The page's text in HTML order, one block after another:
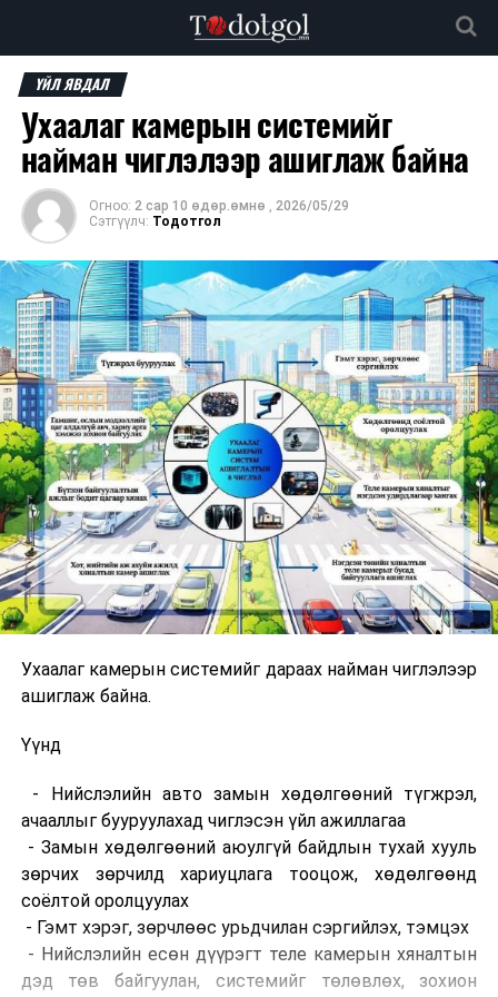
ҮЙЛ ЯВДАЛ
Ухаалаг камерын системийг
найман чиглэлээр ашиглаж байна
Огноо: 2 сар 10 өдөр.өмнө , 2026/05/29
Сэтгүүлч: Тодотгол
Ухаалаг камерын системийг дараах найман чиглэлээр
ашиглаж байна.
Үүнд
- Нийслэлийн авто замын хөдөлгөөний түгжрэл,
ачааллыг бууруулахад чиглэсэн үйл ажиллагаа
- Замын хөдөлгөөний аюулгүй байдлын тухай хууль
зөрчих зөрчилд хариуцлага тооцож, хөдөлгөөнд
соёлтой оролцуулах
- Гэмт хэрэг, зөрчлөөс урьдчилан сэргийлэх, тэмцэх
- Нийслэлийн есөн дүүрэгт теле камерын хяналтын
дэд төв байгуулан, системийг төлөвлөх, зохион